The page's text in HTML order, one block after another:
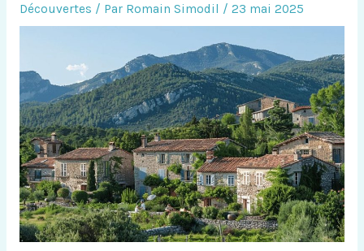
Découvertes / Par Romain Simodil / 23 mai 2025